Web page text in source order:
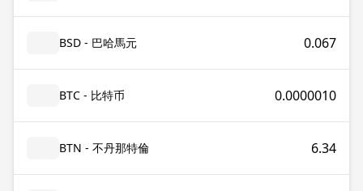
BSD - 巴哈馬元 0.067
BTC - 比特币 0.0000010
BTN - 不丹那特倫 6.34